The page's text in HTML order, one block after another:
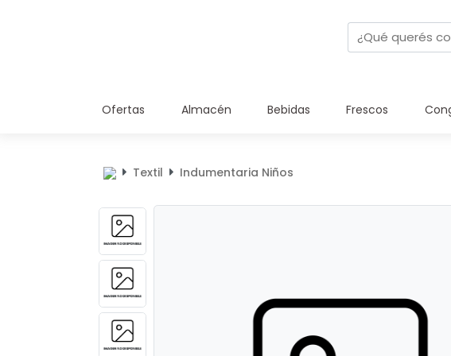
Ofertas Almacén Bebidas Frescos
Textil Indumentaria Niños